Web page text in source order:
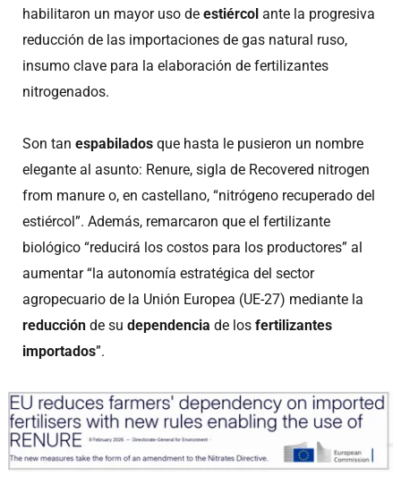
habilitaron un mayor uso de estiércol ante la progresiva
reducción de las importaciones de gas natural ruso,
insumo clave para la elaboración de fertilizantes
nitrogenados.
Son tan espabilados que hasta le pusieron un nombre
elegante al asunto: Renure, sigla de Recovered nitrogen
from manure o, en castellano, “nitrógeno recuperado del
estiércol”. Además, remarcaron que el fertilizante
biológico “reducirá los costos para los productores” al
aumentar “la autonomía estratégica del sector
agropecuario de la Unión Europea (UE-27) mediante la
reducción de su dependencia de los fertilizantes
importados”.